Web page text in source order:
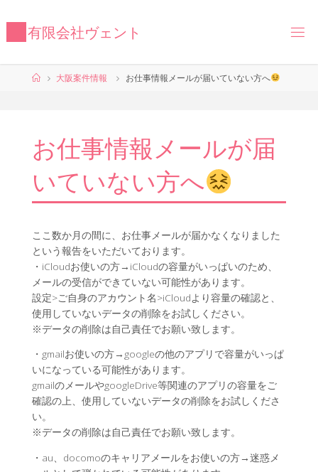
ン
有限会社ヴェン ト
ホ
大阪案件情報 お仕事情報メールが届いていない方へ
お仕事情報メールが届
いていない方へ
ここ数か月の間に、お仕事メールが届かなくなりました
という報告をいただいております。
・iCloudお使いの方→iCloudの容量がいっぱいのため、
メールの受信ができていない可能性があります。
設定>ご自身のアカウント名>iCloudより容量の確認と、
使用していないデータの削除をお試しください。
※データの削除は自己責任でお願い致します。
・gmailお使いの方→googleの他のアプリで容量がいっぱ
いになっている可能性があります。
gmailのメールやgoogleDrive等関連のアプリの容量をご
確認の上、使用していないデータの削除をお試しくださ
い。
※データの削除は自己責任でお願い致します。
・au、docomoのキャリアメールをお使いの方→迷惑メ